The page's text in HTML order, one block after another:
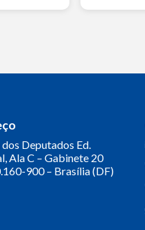
Deputados Ed.
Ala C – Gabinete 20
900 – Brasília (DF)